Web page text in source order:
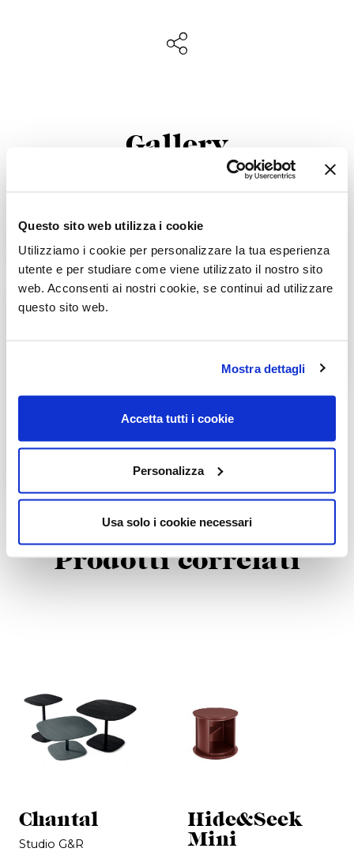
Questo sito web utilizza i cookie
Utilizziamo i cookie per personalizzare la tua esperienza
utente e per studiare come viene utilizzato il nostro sito
web. Acconsenti ai nostri cookie, se continui ad utilizzare
questo sito web.
Mostra dettagli
Accetta tutti i cookie
Personalizza
Usa solo i cookie necessari
Gallery
Prodotti correlati
Chantal
Studio G&R
Hide&Seek
Mini